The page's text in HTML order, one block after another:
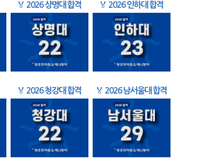
🏅 2026 상명대 합격 🏅 2026 인하대 합격
🏅 2026 청강대 합격 🏅 2026 남서울대 합격